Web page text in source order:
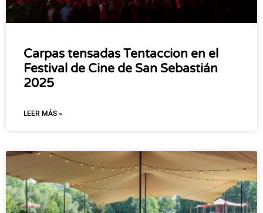
Carpas tensadas Tentaccion en el
Festival de Cine de San Sebastián
2025
LEER MÁS »